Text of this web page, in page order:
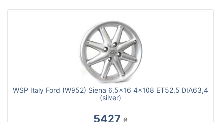
WSP Italy Ford (W952) Siena 6,5x16 4x108 ET52,5 DIA63,4
(silver)
5427 ₴